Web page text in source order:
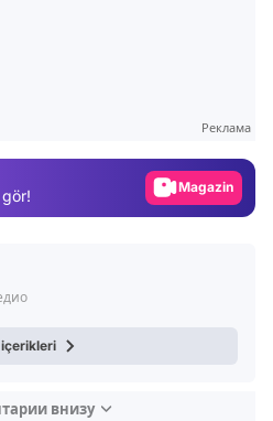
Реклама
Magazin
içerikleri
внизу